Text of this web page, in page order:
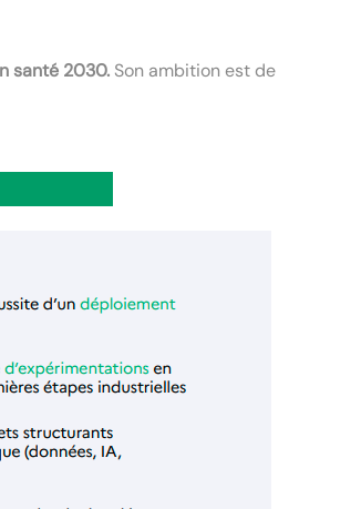
santé 2030. Son ambition est de